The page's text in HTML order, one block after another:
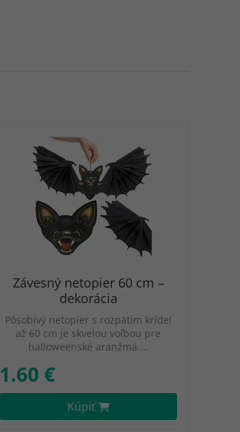
Závesný netopier 60 cm –
dekorácia
Pôsobivý netopier s rozpätím krídel
až 60 cm je skvelou voľbou pre
halloweenské aranžmá.…
1.60 €
Kúpiť